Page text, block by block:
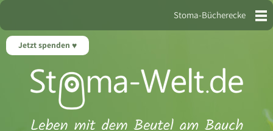
Jetzt spenden
Stoma-Bücherecke